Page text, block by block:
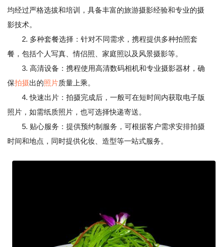
均经过严格选拔和培训，具备丰富的旅游摄影经验和专业的摄
影技术。
2. 多种套餐选择：针对不同需求，携程提供多种拍照套
餐，包括个人写真、情侣照、家庭照以及风景摄影等。
3. 高清设备：携程使用高清数码相机和专业摄影器材，确
保拍摄出的照片质量上乘。
4. 快速出片：拍摄完成后，一般可在短时间内获取电子版
照片，如需纸质照片，也可选择快递寄送。
5. 贴心服务：提供预约制服务，可根据客户需求安排拍摄
时间和地点，同时提供化妆、造型等一站式服务。